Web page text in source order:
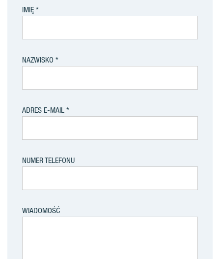
IMIĘ
NAZWISKO
ADRES E-MAIL
NUMER TELEFONU
WIADOMOŚĆ